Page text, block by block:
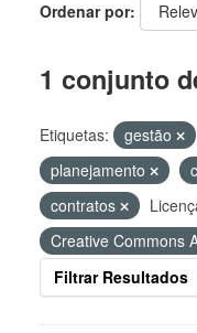
Ordenar por
1 conjunto
Etiquetas: gestão
planejamento
contratos
Creative Commons
Filtrar Resultados